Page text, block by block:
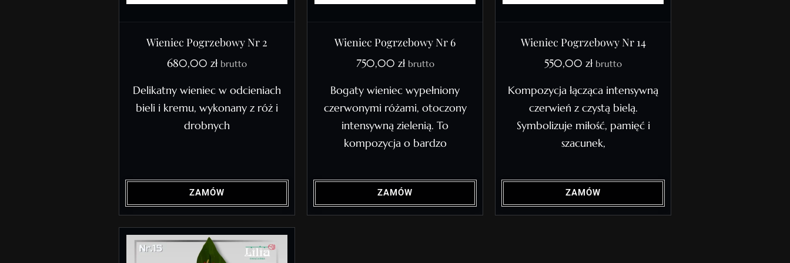
Wieniec Pogrzebowy Nr 2
680,00 zł brutto
Delikatny wieniec w odcieniach
bieli i kremu, wykonany z róż i
drobnych
ZAMÓW
Wieniec Pogrzebowy Nr 6
750,00 zł brutto
Bogaty wieniec wypełniony
czerwonymi różami, otoczony
intensywną zielenią. To
kompozycja o bardzo
ZAMÓW
Wieniec Pogrzebowy Nr 14
550,00 zł brutto
Kompozycja łącząca intensywną
czerwień z czystą bielą.
Symbolizuje miłość, pamięć i
szacunek,
ZAMÓW